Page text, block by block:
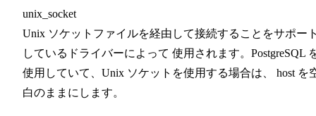
unix_socket
Unix ソケットファイルを経由して接続することをサポー
しているドライバーによって 使用されます。PostgreSQL
使用していて、Unix ソケットを使用する場合は、 host を
白のままにします。